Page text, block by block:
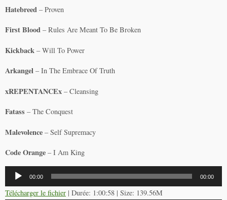
Hatebreed – Proven
First Blood – Rules Are Meant To Be Broken
Kickback – Will To Power
Arkangel – In The Embrace Of Truth
xREPENTANCEx – Cleansing
Fatass – The Conquest
Malevolence – Self Supremacy
Code Orange – I Am King
Lecteur
audio
00:00 00:00
Télécharger le fichier | Durée: 1:00:58 | Size: 139.56M